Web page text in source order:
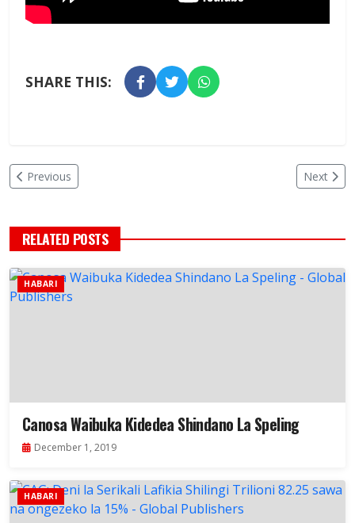
SHARE THIS:
Previous Next
RELATED POSTS
HABARI
Canosa Waibuka Kidedea Shindano La Speling
December 1, 2019
HABARI